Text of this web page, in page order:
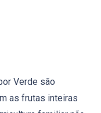
Verde são
as frutas inteiras